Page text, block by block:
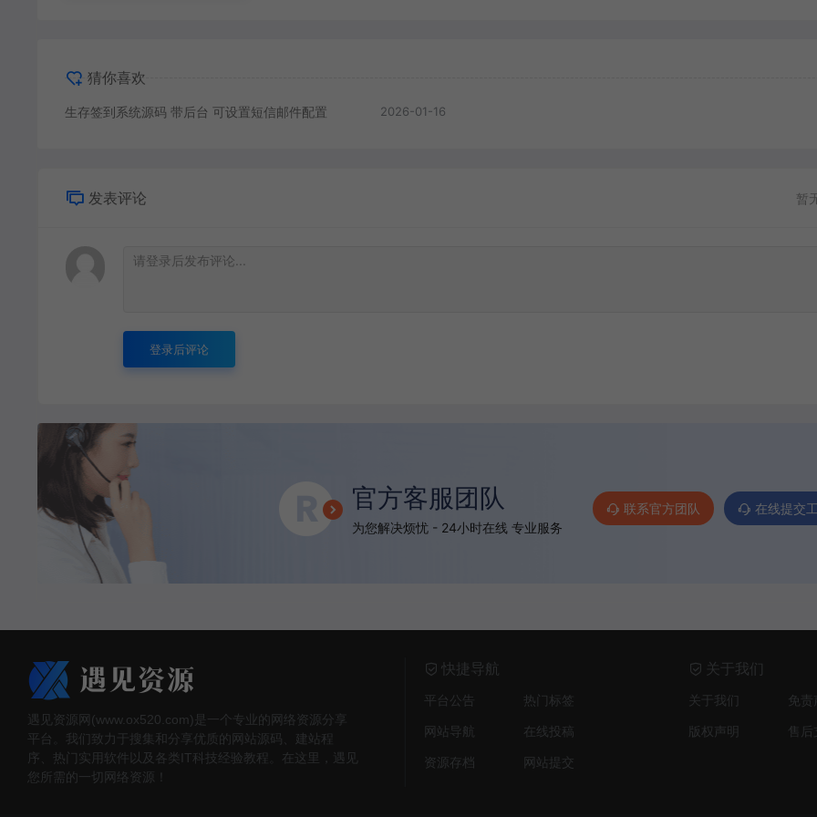
猜你喜欢
生存签到系统源码 带后台 可设置短信邮件配置 2026-01-16
发表评论 暂
登录后评论
官方客服团队
为您解决烦忧 - 24小时在线 专业服务
联系官方团队 在线提交
遇见资源网(www.ox520.com)是一个专业的网络资源分享
平台。我们致力于搜集和分享优质的网站源码、建站程
序、热门实用软件以及各类IT科技经验教程。在这里，遇见
您所需的一切网络资源！
快捷导航
平台公告
热门标签
网站导航
在线投稿
资源存档
网站提交
关于我们
关于我们
免责
版权声明
售后